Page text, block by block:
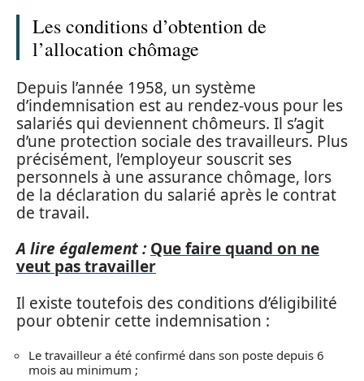
Les conditions d’obtention de
l’allocation chômage
Depuis l’année 1958, un système
d’indemnisation est au rendez-vous pour les
salariés qui deviennent chômeurs. Il s’agit
d’une protection sociale des travailleurs. Plus
précisément, l’employeur souscrit ses
personnels à une assurance chômage, lors
de la déclaration du salarié après le contrat
de travail.
A lire également : Que faire quand on ne
veut pas travailler
Il existe toutefois des conditions d’éligibilité
pour obtenir cette indemnisation :
Le travailleur a été confirmé dans son poste depuis 6
mois au minimum ;